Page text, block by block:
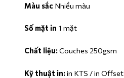
Màu sắc Nhiều màu
Số mặt in 1 mặt
Chất liệu:Couches 250gsm
Kỹ thuật in:in KTS / in Offset